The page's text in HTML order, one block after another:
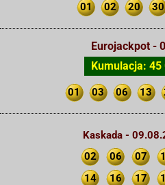
01 02 20 30
Eurojackpot -
Kumulacja: 45
01 03 06 13
Kaskada -
02
06 07
14
16 17